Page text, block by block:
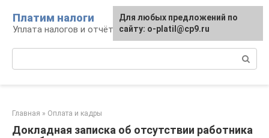
контенту
Платим налоги
Уплата налогов и отчётность
Главная » Оплата и кадры
Докладная записка об отсутствии работника
Для любых предложений по
сайту: o-platil@cp9.ru